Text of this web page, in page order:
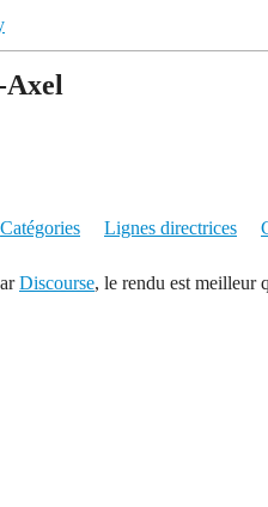
Axel
Catégories Lignes directrices
Discourse, le rendu est meilleur